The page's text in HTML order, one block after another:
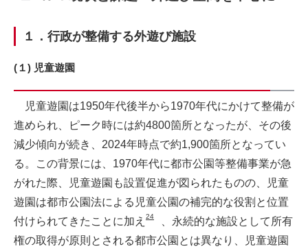
１．行政が整備する外遊び施設
(１) 児童遊園
児童遊園は1950年代後半から1970年代にかけて整備が
進められ、ピーク時には約4800箇所となったが、その後
減少傾向が続き、2024年時点で約1,900箇所となってい
る。この背景には、1970年代に都市公園等整備事業が急
がれた際、児童遊園も設置促進が図られたものの、児童
遊園は都市公園法による児童公園の補完的な役割と位置
付けられてきたことに加え 24
、永続的な施設として所有
権の取得が原則とされる都市公園とは異なり、児童遊園